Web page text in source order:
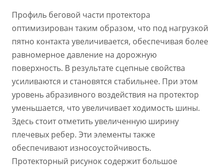
Профиль беговой части протектора
оптимизирован таким образом, что под нагрузкой
пятно контакта увеличивается, обеспечивая более
равномерное давление на дорожную
поверхность. В результате сцепные свойства
усиливаются и становятся стабильнее. При этом
уровень абразивного воздействия на протектор
уменьшается, что увеличивает ходимость шины.
Здесь стоит отметить увеличенную ширину
плечевых ребер. Эти элементы также
обеспечивают износоустойчивость.
Протекторный рисунок содержит большое